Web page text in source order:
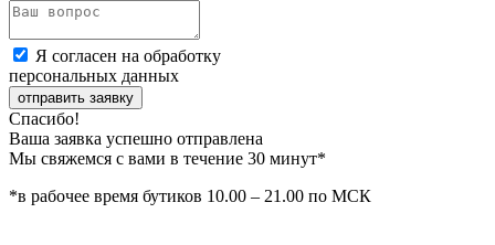
Я согласен на обработку
персональных данных
отправить заявку
Спасибо!
Ваша заявка успешно отправлена
Мы свяжемся с вами в течение 30 минут*
*в рабочее время бутиков 10.00 – 21.00 по МСК